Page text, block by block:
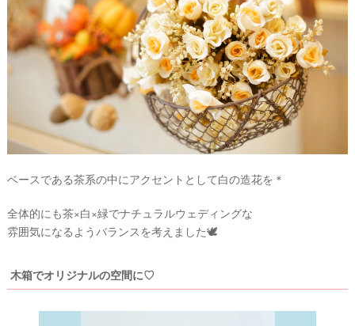
ベースである茶系の中にアクセントとして白の造花を＊
全体的にも茶×白×緑でナチュラルウェディングな
雰囲気になるようバランスを考えました🕊
木箱でオリジナルの空間に♡